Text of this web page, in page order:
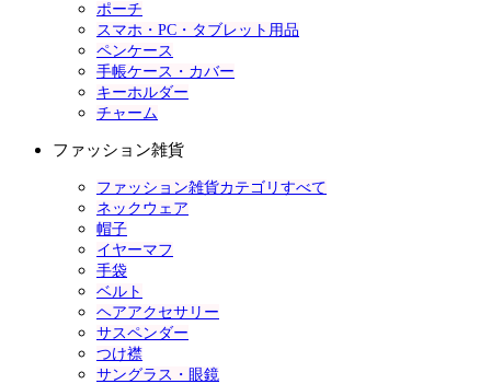
ポーチ
スマホ・PC・タブレット用品
ペンケース
手帳ケース・カバー
キーホルダー
チャーム
ファッション雑貨
ファッション雑貨カテゴリすべて
ネックウェア
帽子
イヤーマフ
手袋
ベルト
ヘアアクセサリー
サスペンダー
つけ襟
サングラス・眼鏡